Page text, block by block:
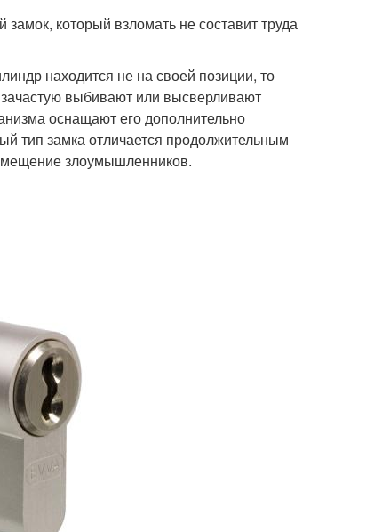
который взломать не составит труда
находится не на своей позиции, то
выбивают или высверливают
оснащают его дополнительно
тип замка отличается продолжительным
злоумышленников.